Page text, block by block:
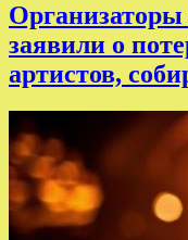
Организаторы
заявили о
артистов,